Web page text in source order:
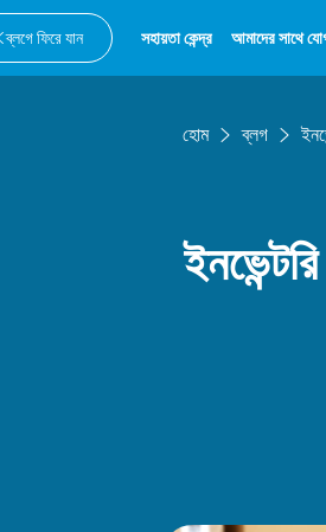
ব্লগে ফিরে যান সহায়তা কেন্দ্র আমাদের সাথে
হোম ব্লগ